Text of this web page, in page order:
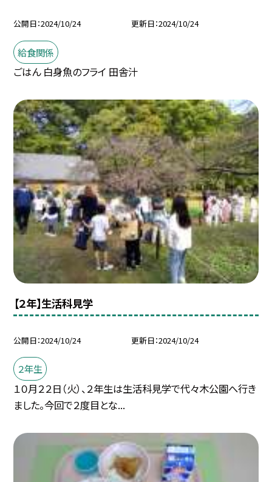
公開日 2024/10/24 更新日 2024/10/24
給食関係
ごはん 白身魚のフライ 田舎汁
【２年】生活科見学
公開日 2024/10/24 更新日 2024/10/24
２年生
１０月２２日（火）、２年生は生活科見学で代々木公園へ行き
ました。今回で２度目とな...